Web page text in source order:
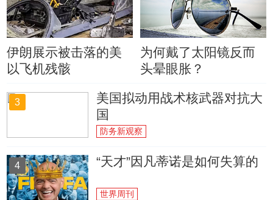
伊朗展示被击落的美
以飞机残骸
为何戴了太阳镜反而
头晕眼胀？
3
美国拟动用战术核武器对抗大
国
防务新观察
4 “天才”因凡蒂诺是如何失算的
世界周刊